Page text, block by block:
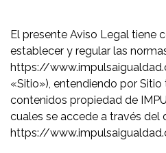
El presente Aviso Legal tiene
establecer y regular las
https://
«Sitio»), entendiendo por
contenidos propiedad de
cuales se accede a través del
https://